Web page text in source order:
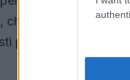
, che permettono di
personali.